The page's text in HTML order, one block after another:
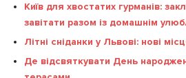
Київ для хвостатих гурманів:
завітати разом із домашнім
Літні сніданки у Львові: нові
Де відсвяткувати День